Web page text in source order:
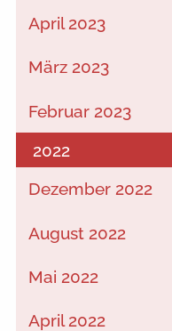
April 2023
März 2023
Februar 2023
2022
Dezember 2022
August 2022
Mai 2022
April 2022